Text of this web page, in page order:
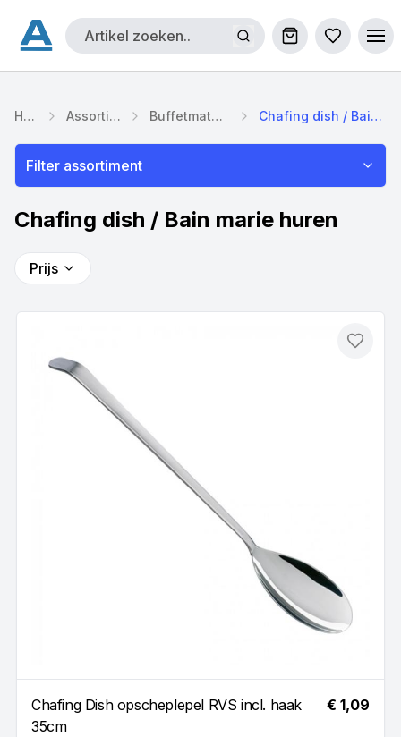
Winkelwagen
Home Assortiment Buffetmaterialen Chafing dish / Bain marie
Filter assortiment
Chafing dish / Bain marie huren
Prijs
Chafing Dish opscheplepel RVS incl. haak
35cm
€ 1,09